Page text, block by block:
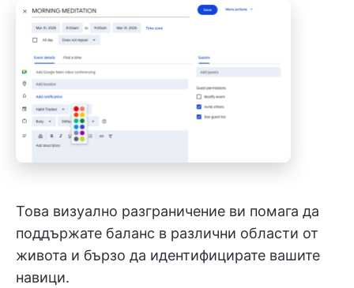
Това визуално разграничение ви помага да
поддържате баланс в различни области от
живота и бързо да идентифицирате вашите
навици.